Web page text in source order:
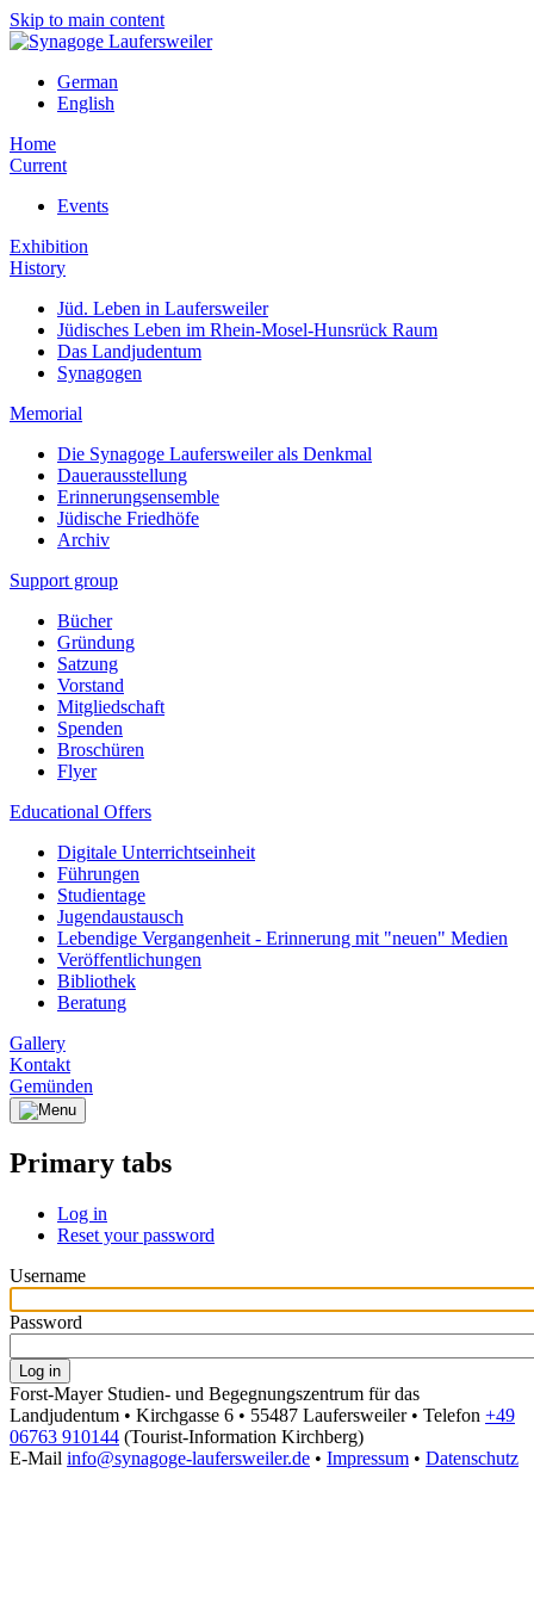
Skip to main content
German
English
Home
Current
Events
Exhibition
History
Jüd. Leben in Laufersweiler
Jüdisches Leben im Rhein-Mosel-Hunsrück Raum
Das Landjudentum
Synagogen
Memorial
Die Synagoge Laufersweiler als Denkmal
Dauerausstellung
Erinnerungsensemble
Jüdische Friedhöfe
Archiv
Support group
Bücher
Gründung
Satzung
Vorstand
Mitgliedschaft
Spenden
Broschüren
Flyer
Educational Offers
Digitale Unterrichtseinheit
Führungen
Studientage
Jugendaustausch
Lebendige Vergangenheit - Erinnerung mit "neuen" Medien
Veröffentlichungen
Bibliothek
Beratung
Gallery
Kontakt
Gemünden
Primary tabs
Log in
Reset your password
Username
Password
Forst-Mayer Studien- und Begegnungszentrum für das
Landjudentum • Kirchgasse 6 • 55487 Laufersweiler • Telefon +49
06763 910144 (Tourist-Information Kirchberg)
E-Mail info@synagoge-laufersweiler.de • Impressum • Datenschutz